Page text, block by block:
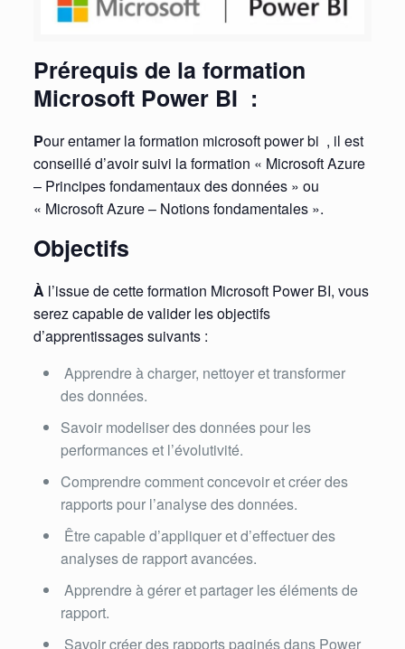
Prérequis de la formation
Microsoft Power BI :
Pour entamer la formation microsoft power bi , il est
conseillé d’avoir suivi la formation « Microsoft Azure
– Principes fondamentaux des données » ou
« Microsoft Azure – Notions fondamentales ».
Objectifs
À l’issue de cette formation Microsoft Power BI, vous
serez capable de valider les objectifs
d’apprentissages suivants :
Apprendre à charger, nettoyer et transformer
des données.
Savoir modeliser des données pour les
performances et l’évolutivité.
Comprendre comment concevoir et créer des
rapports pour l’analyse des données.
Être capable d’appliquer et d’effectuer des
analyses de rapport avancées.
Apprendre à gérer et partager les éléments de
rapport.
Savoir créer des rapports paginés dans Power